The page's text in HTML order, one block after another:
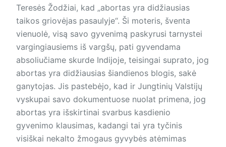
Teresės Žodžiai, kad „abortas yra didžiausias
taikos griovėjas pasaulyje“. Ši moteris, šventa
vienuolė, visą savo gyvenimą paskyrusi tarnystei
vargingiausiems iš vargšų, pati gyvendama
absoliučiame skurde Indijoje, teisingai suprato, jog
abortas yra didžiausias šiandienos blogis, sakė
ganytojas. Jis pastebėjo, kad ir Jungtinių Valstijų
vyskupai savo dokumentuose nuolat primena, jog
abortas yra išskirtinai svarbus kasdienio
gyvenimo klausimas, kadangi tai yra tyčinis
visiškai nekalto žmogaus gyvybės atėmimas